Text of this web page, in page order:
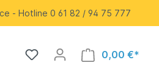
- Hotline 0 61 82 / 94 75 777
0,00 €*